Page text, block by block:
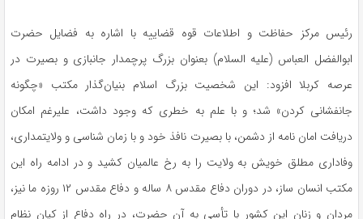
رئیس مرکز حفاظت و اطلاعات قوه قضاییه با اشاره به فضایل حضرت
ابوالفضل العباس (علیه السلام) بعنوان بزرگ پرچمدار جانبازی و بصیرت در
عرصه کربلا افزود: این شخصیت بزرگ اسلام بنیان‌گذار مکتب «چگونه
جانفشانی کردن» شد؛ و با علم به خطری که وجود داشت، علیرغم امکان
دریافت امان نامه از دشمن، با بصیرت نافذ خود و با زمان شناسی و ولایتمداری،
وفاداری مطلق خویش به ولایت را به رخ عالمیان کشید و در ادامه راه این
مکتب انسان ساز، در دوران دفاع مقدس ۸ ساله و دفاع مقدس ۱۲ روزه ما نیز،
مردان و زنان این کشور با تأسی به آن حضرت، در راه دفاع از کیان نظام